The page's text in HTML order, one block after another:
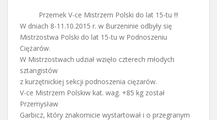
Przemek V-ce Mistrzem Polski do lat 15-tu !!!
W dniach 8-11.10.2015 r. w Burzeninie odbyły się
Mistrzostwa Polski do lat 15-tu w Podnoszeniu
Ciężarów.
W Mistrzostwach udział wzięło czterech młodych
sztangistów
z kurzętnickiej sekcji podnoszenia cięzarów.
V-ce Mistrzem Polskiw kat. wag. +85 kg został
Przemysław
Garbicz, który znakomicie wystartował i o przegranym